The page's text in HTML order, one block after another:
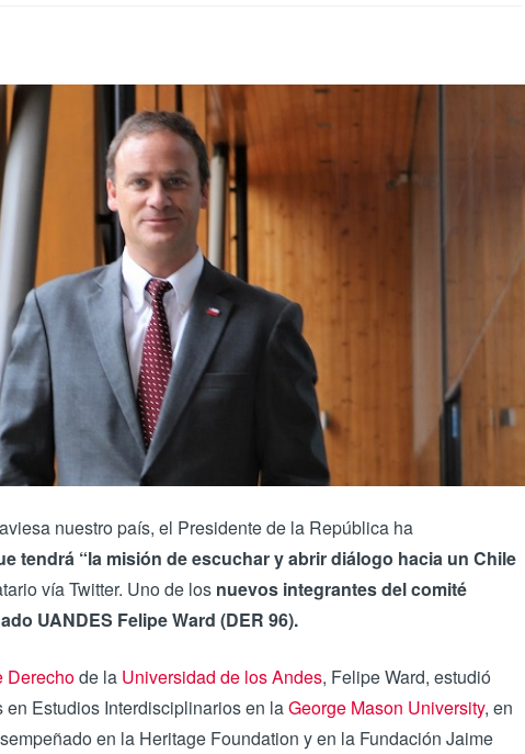
nuestro país, el Presidente de la República ha
tendrá “la misión de escuchar y abrir diálogo hacia un Chile
vía Twitter. Uno de los nuevos integrantes del comité
UANDES Felipe Ward (DER 96).
Derechode la Universidad de los Andes, Felipe Ward, estudió
en Estudios Interdisciplinarios en laGeorge Mason University, en
en la Heritage Foundation y en la Fundación Jaime